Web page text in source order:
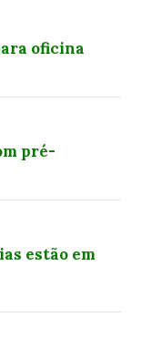
oficina
pré-
estão em